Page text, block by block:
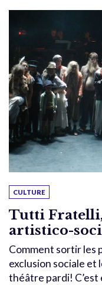
CULTURE
Tutti Fratelli,
artistico-
Comment sortir les
exclusion sociale et
théâtre pardi!